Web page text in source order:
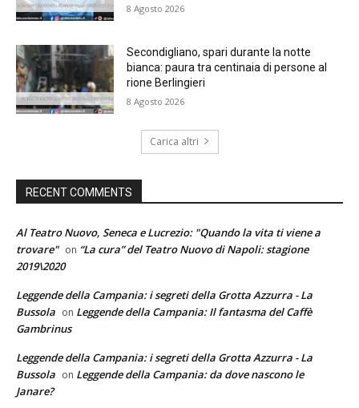
8 Agosto 2026
Secondigliano, spari durante la notte
bianca: paura tra centinaia di persone al
rione Berlingieri
8 Agosto 2026
Carica altri
RECENT COMMENTS
Al Teatro Nuovo, Seneca e Lucrezio: "Quando la vita ti viene a
trovare" on “La cura” del Teatro Nuovo di Napoli: stagione
2019\2020
Leggende della Campania: i segreti della Grotta Azzurra - La
Bussola on Leggende della Campania: Il fantasma del Caffè
Gambrinus
Leggende della Campania: i segreti della Grotta Azzurra - La
Bussola on Leggende della Campania: da dove nascono le
Janare?